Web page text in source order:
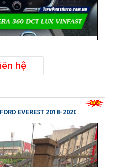
hệ
EVEREST 2018-2020